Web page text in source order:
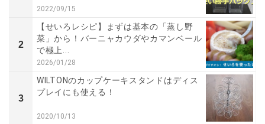
2022/09/15
2
【せいろレシピ】まずは基本の「蒸し野
菜」から！バーニャカウダやカマンベール
で極上...
2026/01/28
3
WILTONのカップケーキスタンドはディス
プレイにも使える！
2020/10/13